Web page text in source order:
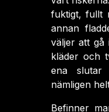
fuktigt, fullt
annan
väljer att gå
kläder och
ena
nämligen
Befinner